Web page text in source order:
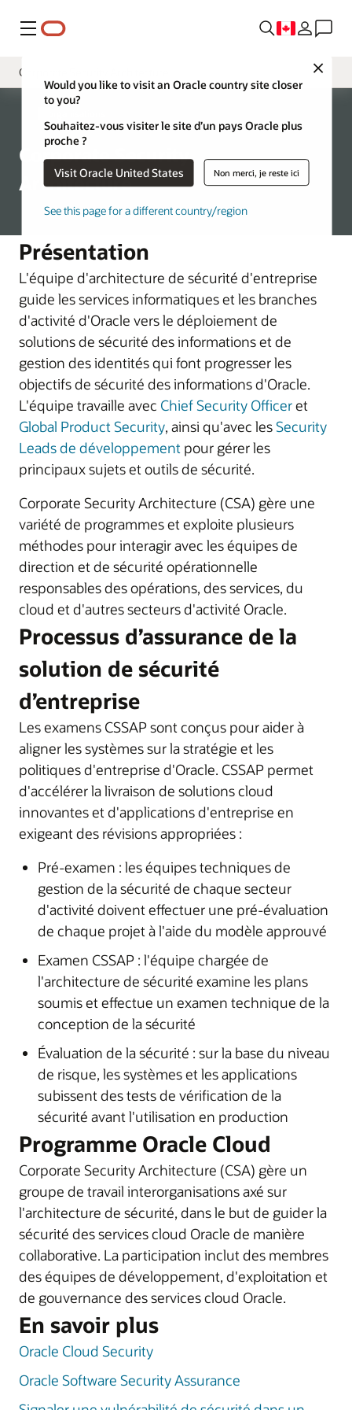
Menu
Close
Would you like to visit an Oracle country site closer
to you?
Souhaitez-vous visiter le site d’un pays Oracle plus
proche ?
Visit Oracle United States Non merci, je reste ici
See this page for a different country/region
Corporate Security Architecture
Gouvernance
Chief Security Officer
Oracle Product Security
Sécurité physique globale
Conformité commerciale mondiale
Évaluation et audit des activités
Corporate Security
Architecture
Présentation
L'équipe d'architecture de sécurité d'entreprise
guide les services informatiques et les branches
d'activité d'Oracle vers le déploiement de
solutions de sécurité des informations et de
gestion des identités qui font progresser les
objectifs de sécurité des informations d'Oracle.
L'équipe travaille avec Chief Security Officeret
Global Product Security, ainsi qu'avec les Security
Leads de développement pour gérer les
principaux sujets et outils de sécurité.
Corporate Security Architecture (CSA) gère une
variété de programmes et exploite plusieurs
méthodes pour interagir avec les équipes de
direction et de sécurité opérationnelle
responsables des opérations, des services, du
cloud et d'autres secteurs d'activité Oracle.
Processus d’assurance de la
solution de sécurité
d’entreprise
Les examens CSSAP sont conçus pour aider à
aligner les systèmes sur la stratégie et les
politiques d'entreprise d'Oracle. CSSAP permet
d'accélérer la livraison de solutions cloud
innovantes et d'applications d'entreprise en
exigeant des révisions appropriées :
Pré-examen : les équipes techniques de
gestion de la sécurité de chaque secteur
d'activité doivent effectuer une pré-évaluation
de chaque projet à l'aide du modèle approuvé
Examen CSSAP : l'équipe chargée de
l'architecture de sécurité examine les plans
soumis et effectue un examen technique de la
conception de la sécurité
Évaluation de la sécurité : sur la base du niveau
de risque, les systèmes et les applications
subissent des tests de vérification de la
sécurité avant l'utilisation en production
Programme Oracle Cloud
Corporate Security Architecture (CSA) gère un
groupe de travail interorganisations axé sur
l'architecture de sécurité, dans le but de guider la
sécurité des services cloud Oracle de manière
collaborative. La participation inclut des membres
des équipes de développement, d'exploitation et
de gouvernance des services cloud Oracle.
En savoir plus
Oracle Cloud Security
Oracle Software Security Assurance